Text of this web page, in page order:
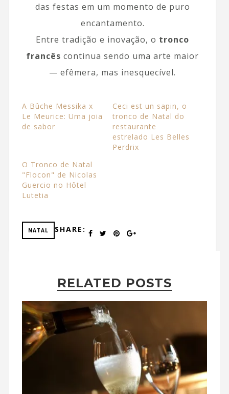
das festas em um momento de puro
encantamento.
Entre tradição e inovação, o tronco
francês continua sendo uma arte maior
— efêmera, mas inesquecível.
A Bûche Messika x
Le Meurice: Uma joia
de sabor
Ceci est un sapin, o
tronco de Natal do
restaurante
estrelado Les Belles
Perdrix
O Tronco de Natal
"Flocon" de Nicolas
Guercio no Hôtel
Lutetia
NATAL SHARE:
RELATED POSTS